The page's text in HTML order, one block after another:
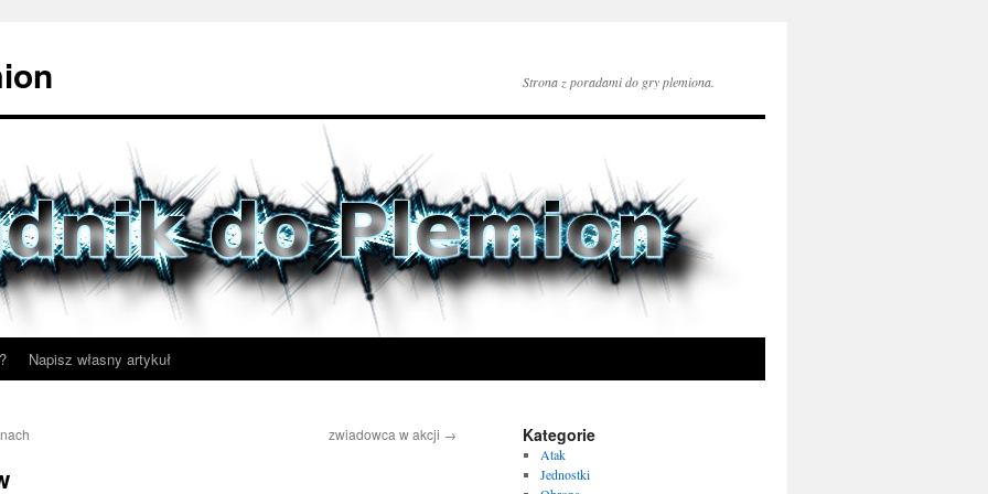
Strona z poradami do gry plemiona.
Napisz własny artykuł
zwiadowca w akcji → Kategorie
Atak
Jednostki